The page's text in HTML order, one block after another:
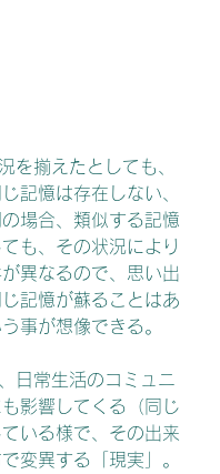
を揃えたとしても、
記憶は存在しない、
場合、類似する記憶
も、その状況により
異なるので、思い出
記憶が蘇ることはあ
事が想像できる。
日常生活のコミュニ
影響してくる（同じ
いる様で、その出来
変異する「現実」。